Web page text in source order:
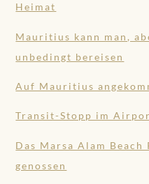
Heimat
Mauritius kann man,
unbedingt bereisen
Auf Mauritius
Transit-Stopp im
Das Marsa Alam
genossen